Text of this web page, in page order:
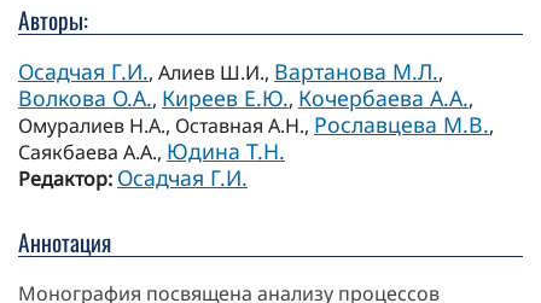
Авторы:
Осадчая Г.И., Алиев Ш.И., Вартанова М.Л.,
Волкова О.А., Киреев Е.Ю., Кочербаева А.А.,
Омуралиев Н.А., Оставная А.Н., Рославцева М.В.,
Саякбаева А.А., Юдина Т.Н.
Редактор: Осадчая Г.И.
Аннотация
Монография посвящена анализу процессов